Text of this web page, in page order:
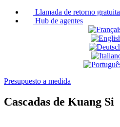
Llamada de retorno gratuita
Hub de agentes
Presupuesto a medida
Cascadas de Kuang Si